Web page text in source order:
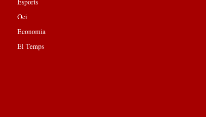
Oci
Economia
El Temps